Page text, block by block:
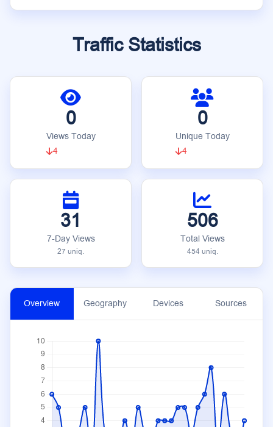
Traffic Statistics
0
Views Today
4
0
Unique Today
4
31
7-Day Views
27 uniq.
506
Total Views
454 uniq.
Overview Geography Devices Sources